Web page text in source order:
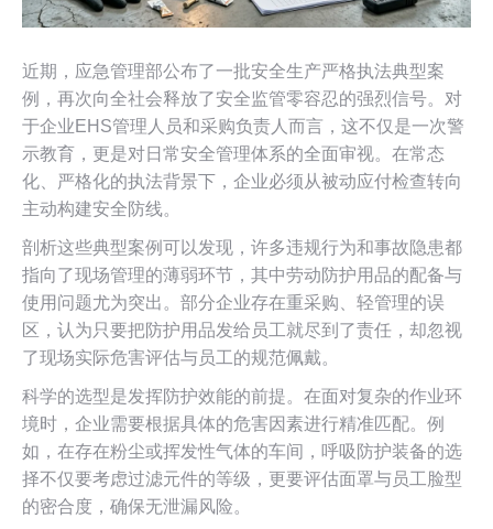
近期，应急管理部公布了一批安全生产严格执法典型案
例，再次向全社会释放了安全监管零容忍的强烈信号。对
于企业EHS管理人员和采购负责人而言，这不仅是一次警
示教育，更是对日常安全管理体系的全面审视。在常态
化、严格化的执法背景下，企业必须从被动应付检查转向
主动构建安全防线。
剖析这些典型案例可以发现，许多违规行为和事故隐患都
指向了现场管理的薄弱环节，其中劳动防护用品的配备与
使用问题尤为突出。部分企业存在重采购、轻管理的误
区，认为只要把防护用品发给员工就尽到了责任，却忽视
了现场实际危害评估与员工的规范佩戴。
科学的选型是发挥防护效能的前提。在面对复杂的作业环
境时，企业需要根据具体的危害因素进行精准匹配。例
如，在存在粉尘或挥发性气体的车间，呼吸防护装备的选
择不仅要考虑过滤元件的等级，更要评估面罩与员工脸型
的密合度，确保无泄漏风险。